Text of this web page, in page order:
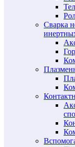
Сварка